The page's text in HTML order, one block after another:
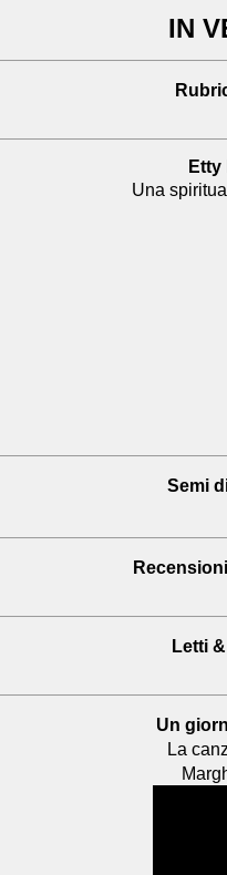
IN
Etty
Una
Semi
Recensioni
Letti
Un
La